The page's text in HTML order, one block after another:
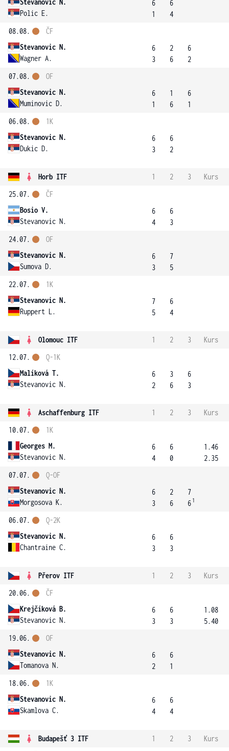
Polic E.
6
1
6
4
08.08.
Stevanovic N.
Wagner A.
ČF
6
3
2
6
6
2
07.08.
Stevanovic N.
Muminovic D.
OF
6
1
1
6
6
1
06.08.
Stevanovic N.
Dukic D.
1K
6
3
6
2
Horb ITF 1 2 3
Kurs
25.07.
Bosio V.
Stevanovic N.
ČF
6
4
6
3
24.07.
Stevanovic N.
Sumova D.
OF
6
3
7
5
22.07.
Stevanovic N.
Ruppert L.
1K
7
5
6
4
Olomouc ITF 1 2 3
Kurs
12.07.
Malíková T.
Stevanovic N.
Q-1K
6
2
3
6
6
3
Aschaffenburg ITF 1 2 3
Kurs
10.07.
Georges M.
Stevanovic N.
1K
6
4
6
0
1.46
2.35
07.07.
Stevanovic N.
Morgosova K.
Q-OF
6
3
2
6
7
6 1
06.07.
Stevanovic N.
Chantraine C.
Q-2K
6
3
6
3
Přerov ITF 1 2 3
Kurs
20.06.
Krejčíková B.
Stevanovic N.
ČF
6
3
6
3
1.08
5.40
19.06.
Stevanovic N.
Tomanova N.
OF
6
2
6
1
18.06.
Stevanovic N.
Skamlova C.
1K
6
4
6
4
Budapešť 3 ITF 1 2 3
Kurs